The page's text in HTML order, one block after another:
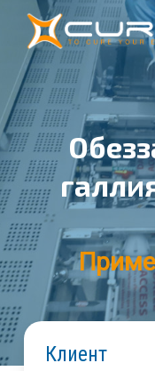
Перейти
основному
содержанию
Клиент